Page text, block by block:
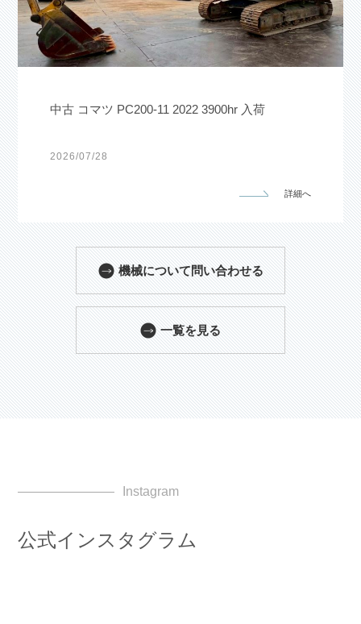
中古 コマツ PC200-11 2022 3900hr 入荷
2026/07/28
詳細へ
機械について問い合わせる
一覧を見る
Instagram
公式インスタグラム